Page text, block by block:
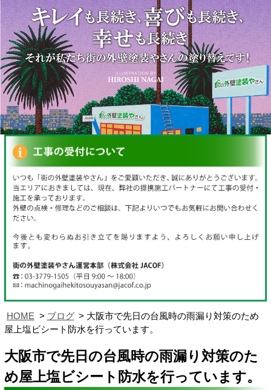
HOME ブログ
大阪市で先日の台風時の雨漏り対策のため
屋上塩ビシート防水を行っています。
大阪市で先日の台風時の雨漏り対策のた
め屋上塩ビシート防水を行っています。